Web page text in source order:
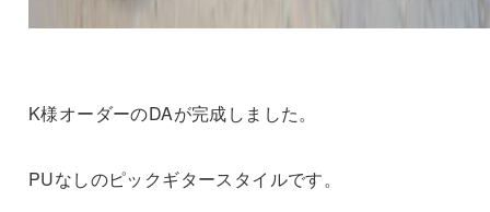
K様オーダーのDAが完成しました。
PUなしのピックギタースタイルです。